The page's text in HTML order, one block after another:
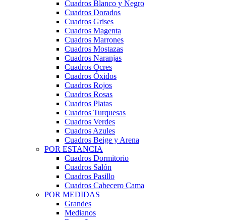
Cuadros Blanco y Negro
Cuadros Dorados
Cuadros Grises
Cuadros Magenta
Cuadros Marrones
Cuadros Mostazas
Cuadros Naranjas
Cuadros Ocres
Cuadros Óxidos
Cuadros Rojos
Cuadros Rosas
Cuadros Platas
Cuadros Turquesas
Cuadros Verdes
Cuadros Azules
Cuadros Beige y Arena
POR ESTANCIA
Cuadros Dormitorio
Cuadros Salón
Cuadros Pasillo
Cuadros Cabecero Cama
POR MEDIDAS
Grandes
Medianos